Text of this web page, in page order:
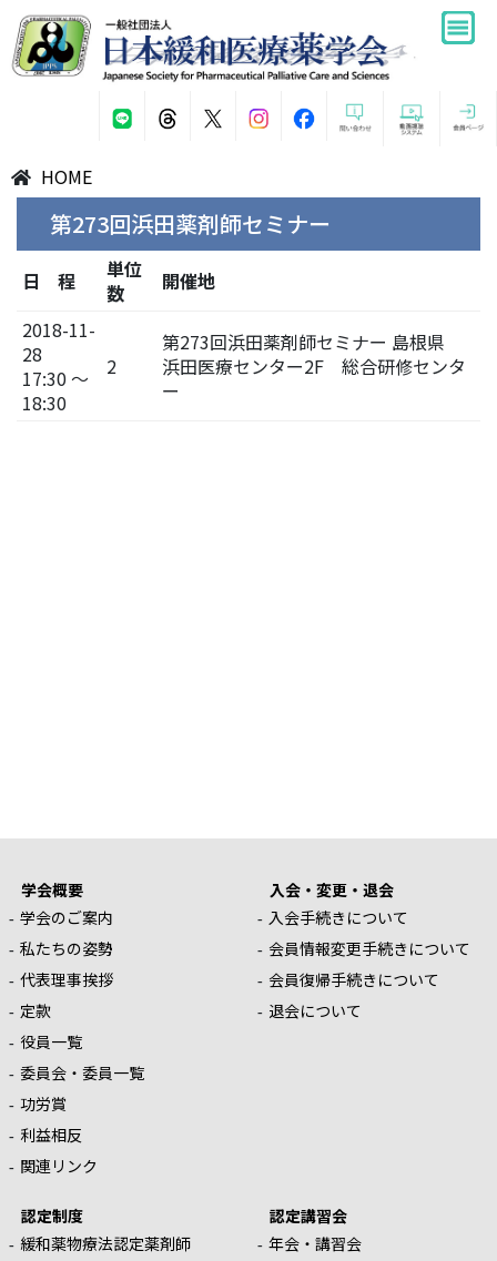
HOME
第273回浜田薬剤師セミナー
日 程
単位
数
開催地
2018-11-
28
17:30 ～
18:30
2
第273回浜田薬剤師セミナー 島根県
浜田医療センター2F 総合研修センタ
ー
学会概要
学会のご案内
私たちの姿勢
代表理事挨拶
定款
役員一覧
委員会・委員一覧
功労賞
利益相反
関連リンク
入会・変更・退会
入会手続きについて
会員情報変更手続きについて
会員復帰手続きについて
退会について
認定制度
緩和薬物療法認定薬剤師
認定講習会
年会・講習会